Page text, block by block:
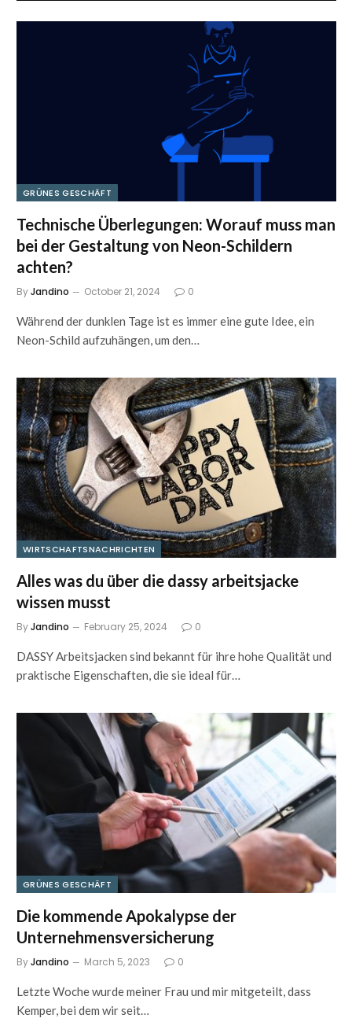
GRÜNES GESCHÄFT
Technische Überlegungen: Worauf muss man
bei der Gestaltung von Neon-Schildern
achten?
ByJandino October 21, 2024 0
Während der dunklen Tage ist es immer eine gute Idee, ein
Neon-Schild aufzuhängen, um den…
WIRTSCHAFTSNACHRICHTEN
Alles was du über die dassy arbeitsjacke
wissen musst
ByJandino February 25, 2024 0
DASSY Arbeitsjacken sind bekannt für ihre hohe Qualität und
praktische Eigenschaften, die sie ideal für…
GRÜNES GESCHÄFT
Die kommende Apokalypse der
Unternehmensversicherung
ByJandino March 5, 2023 0
Letzte Woche wurde meiner Frau und mir mitgeteilt, dass
Kemper, bei dem wir seit…